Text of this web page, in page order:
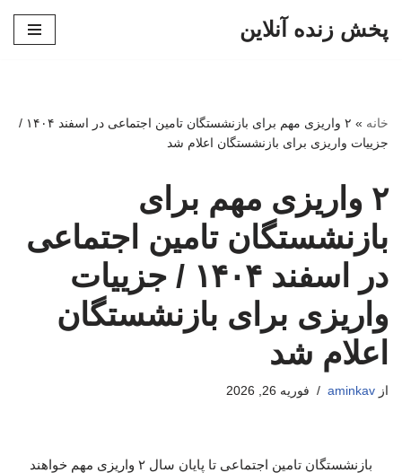
پخش زنده آنلاین
خانه »
۲ واریزی مهم برای بازنشستگان تامین اجتماعی در اسفند ۱۴۰۴ /
جزییات واریزی برای بازنشستگان اعلام شد
۲ واریزی مهم برای
بازنشستگان تامین اجتماعی
در اسفند ۱۴۰۴ / جزییات
واریزی برای بازنشستگان
اعلام شد
از aminkav فوریه 26, 2026
بازنشستگان تامین اجتماعی تا پایان سال ۲ واریزی مهم خواهند